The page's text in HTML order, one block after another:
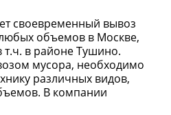
своевременный вывоз
объемов в Москве,
т.ч. в районе Тушино.
мусора, необходимо
различных видов,
В компании